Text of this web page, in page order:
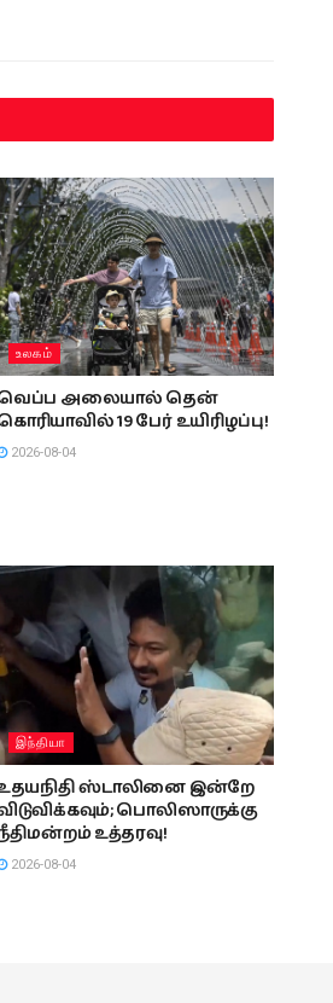
உலகம்
அலையால் தென்
19 பேர் உயிரிழப்பு!
2026-08-04
இந்தியா
ஸ்டாலினை இன்றே
பொலிஸாருக்கு
உத்தரவு!
2026-08-04